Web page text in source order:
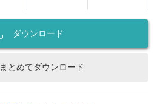
ダウンロード
まとめてダウンロード